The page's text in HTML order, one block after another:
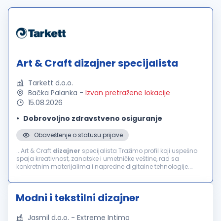
Art & Craft dizajner specijalista
Tarkett d.o.o.
Bačka Palanka - Izvan pretražene lokacije
15.08.2026
Dobrovoljno zdravstveno osiguranje
Obaveštenje o statusu prijave
...Art & Craft dizajner specijalista Tražimo profil koji uspešno
spaja kreativnost, zanatske i umetničke veštine, rad sa
konkretnim materijalima i napredne digitalne tehnologije.
vizuelnih...
Modni i tekstilni dizajner
Jasmil d.o.o. - Extreme Intimo